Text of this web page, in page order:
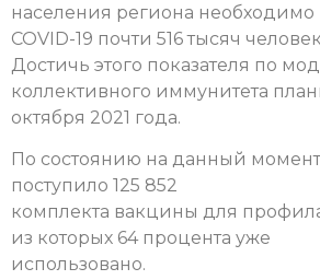
населения региона необходимо
COVID-19 почти 516 тысяч
Достичь этого показателя по
коллективного иммунитета
октября 2021 года.
По состоянию на данный
поступило 125 852
комплекта вакцины для
из которых 64 процента уже
использовано.